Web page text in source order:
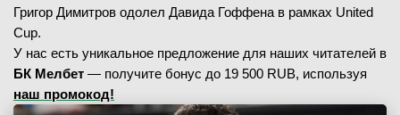
Григор Димитров одолел Давида Гоффена в рамках United
Cup.
У нас есть уникальное предложение для наших читателей в
БК Мелбет — получите бонус до 19 500 RUB, используя
наш промокод!